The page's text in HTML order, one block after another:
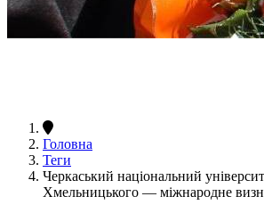
Головна
Теги
Черкаський національний
Хмельницького — міжнародне